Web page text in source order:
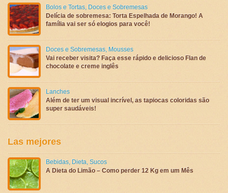
Bolos e Tortas, Doces e Sobremesas
Delícia de sobremesa: Torta Espelhada de Morango! A
família vai ser só elogios para você!
Doces e Sobremesas, Mousses
Vai receber visita? Faça esse rápido e delicioso Flan de
chocolate e creme inglês
Lanches
Além de ter um visual incrível, as tapiocas coloridas são
super saudáveis!
Las mejores
Bebidas, Dieta, Sucos
A Dieta do Limão – Como perder 12 Kg em um Mês